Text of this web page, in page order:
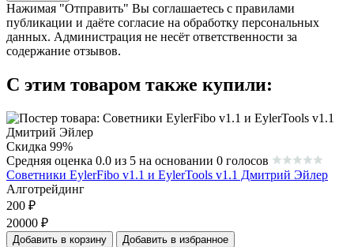
Нажимая "Отправить" Вы соглашаетесь с правилами
публикации и даёте согласие на обработку персональных
данных. Администрация не несёт ответственности за
содержание отзывов.
С этим товаром также купили:
Скидка 99%
Средняя оценка 0.0 из 5 на основании 0 голосов
Советники EylerFibo v1.1 и EylerTools v1.1 Дмитрий Эйлер
Алготрейдинг
200 ₽
20000 ₽
Добавить в корзину Добавить в избранное